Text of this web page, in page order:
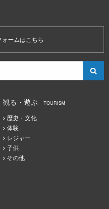
ームはこちら
観る・遊ぶ TOURISM
歴史・文化
体験
レジャー
子供
その他